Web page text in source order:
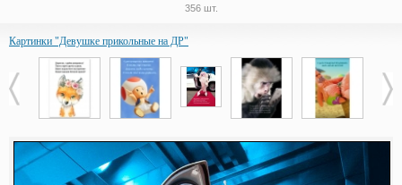
356 шт.
Картинки "Девушке прикольные на ДР"